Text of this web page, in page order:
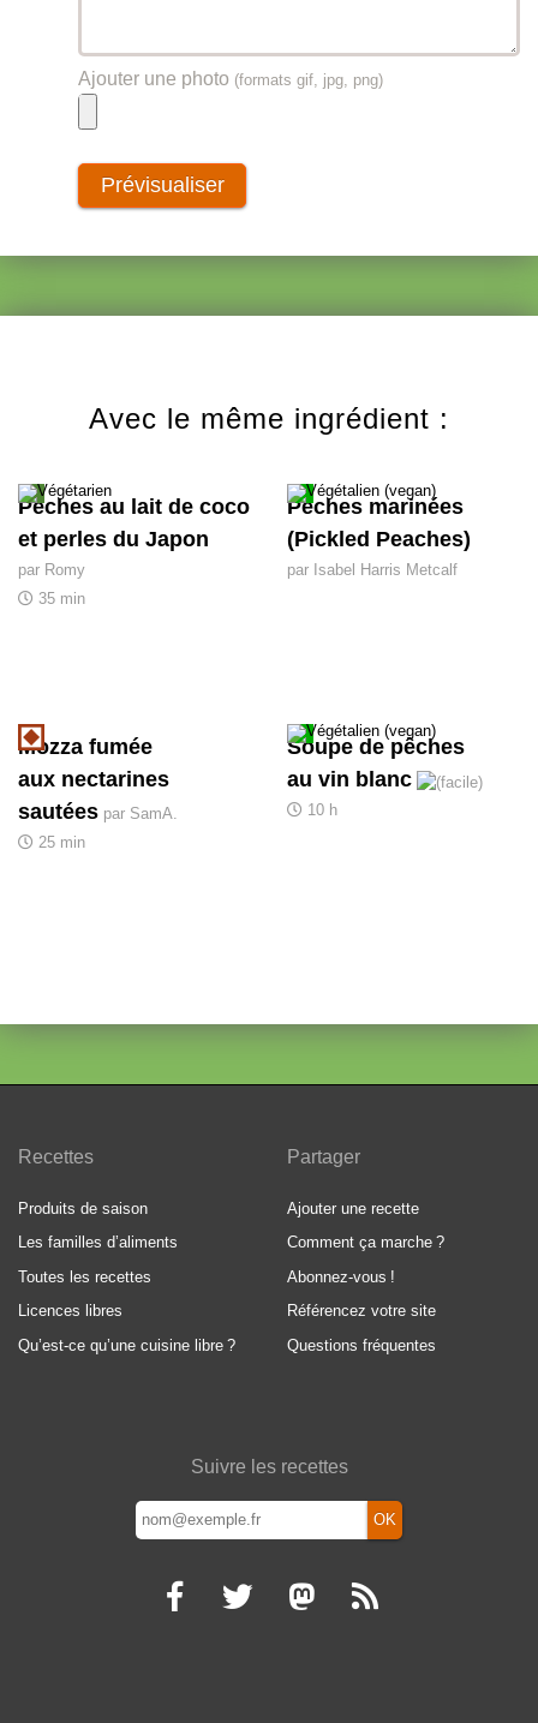
Ajouter une photo (formats gif, jpg, png)
Avec le même ingrédient :
Pêches au lait de coco
et perles du Japon
par Romy
35 min
Pêches marinées
(Pickled Peaches)
par Isabel Harris Metcalf
Mozza fumée
aux nectarines
sautées par SamA.
25 min
Soupe de pêches
au vin blanc
10 h
Recettes
Produits de saison
Les familles d’aliments
Toutes les recettes
Licences libres
Qu’est-ce qu’une cuisine libre ?
Partager
Ajouter une recette
Comment ça marche ?
Abonnez-vous !
Référencez votre site
Questions fréquentes
Suivre les recettes
OK